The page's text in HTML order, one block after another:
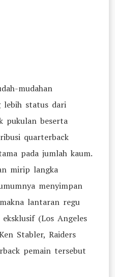
mudahan
lebih status dari
pukulan beserta
quarterback
pada jumlah kaum.
mirip langka
menyimpan
lantaran regu
(Los Angeles
Stabler, Raiders
pemain tersebut